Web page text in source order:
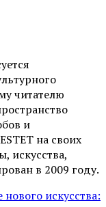
читателю
и
на своих
искусства,
в 2009 году.
искусства: